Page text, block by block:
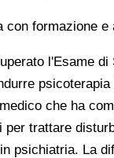
con formazione
l'Esame
che ha
trattare
psichiatria. La